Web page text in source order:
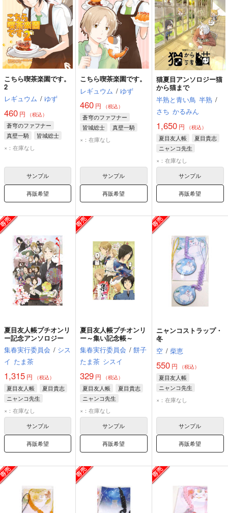
こちら喫茶楽園です。
2
レギュウム / ゆず
460 円 （税込）
蒼穹のファフナー
真壁一騎
皆城総士
ニャンコ先生
×：在庫なし
サンプル
再販希望
こちら喫茶楽園です。
レギュウム / ゆず
460 円 （税込）
蒼穹のファフナー
皆城総士
真壁一騎
ニャンコ先生
×：在庫なし
サンプル
再販希望
猫夏目アンソロジー猫
から猫まで
半熟と青い鳥 半熟 /
さち かるみん
1,650円 （税込）
夏目友人帳
夏目貴志
ニャンコ先生
×：在庫なし
サンプル
再販希望
夏目友人帳プチオンリ
ー記念アンソロジー
集春実行委員会 / シス
イ たま茶
1,315 円 （税込）
夏目友人帳
夏目貴志
ニャンコ先生
オールキャラ
×：在庫なし
サンプル
再販希望
夏目友人帳プチオンリ
ー～集い記念帳～
集春実行委員会 / 餅子
たま茶 シスイ
329 円 （税込）
夏目友人帳
夏目貴志
ニャンコ先生
×：在庫なし
サンプル
再販希望
ニャンコストラップ・
冬
空 / 柴恵
550円 （税込）
夏目友人帳
ニャンコ先生
×：在庫なし
サンプル
再販希望